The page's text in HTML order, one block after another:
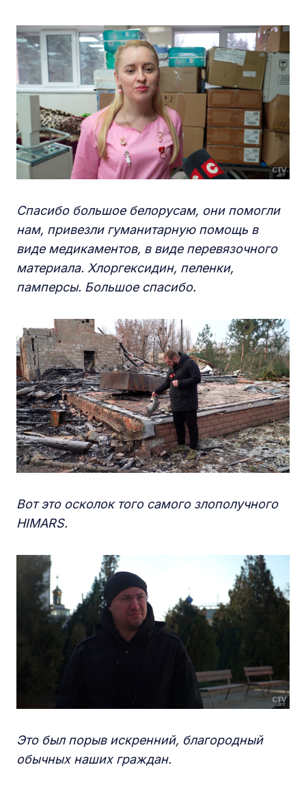
Спасибо большое белорусам, они помогли
нам, привезли гуманитарную помощь в
виде медикаментов, в виде перевязочного
материала. Хлоргексидин, пеленки,
памперсы. Большое спасибо.
Вот это осколок того самого злополучного
HIMARS.
Это был порыв искренний, благородный
обычных наших граждан.